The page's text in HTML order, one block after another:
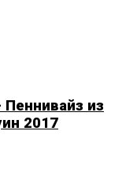
из
2017